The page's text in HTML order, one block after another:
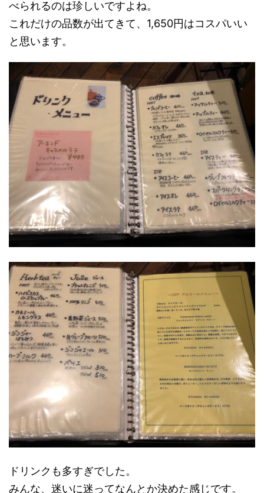
べられるのは珍しいですよね。
これだけの品数が出てきて、1,650円はコスパいい
と思います。
ドリンクも多すぎでした。
みんな、迷いに迷ってなんとか決めた感じです。